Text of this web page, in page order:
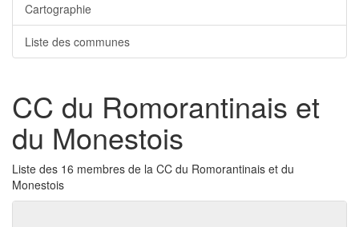
Cartographie
Liste des communes
CC du Romorantinais et
du Monestois
Liste des 16 membres de la CC du Romorantinais et du
Monestois